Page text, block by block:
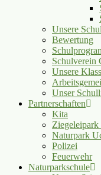
Unsere
Bewertung
Schulverein
Unsere
Unser
Partnerschaften
Kita
Naturpark
Polizei
Feuerwehr
Naturparkschule